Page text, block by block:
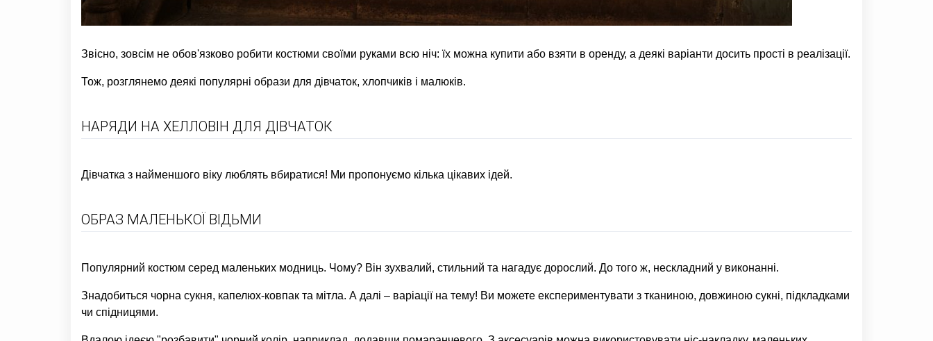
Звісно, зовсім не обов'язково робити костюми своїми руками всю ніч: їх можна купити або взяти в оренду, а деякі варіанти досить прості в реалізації.
Тож, розглянемо деякі популярні образи для дівчаток, хлопчиків і малюків.
НАРЯДИ НА ХЕЛЛОВІН ДЛЯ ДІВЧАТОК
Дівчатка з найменшого віку люблять вбиратися! Ми пропонуємо кілька цікавих ідей.
ОБРАЗ МАЛЕНЬКОЇ ВІДЬМИ
Популярний костюм серед маленьких модниць. Чому? Він зухвалий, стильний та нагадує дорослий. До того ж, нескладний у виконанні.
Знадобиться чорна сукня, капелюх-ковпак та мітла. А далі – варіації на тему! Ви можете експериментувати з тканиною, довжиною сукні, підкладками
чи спідницями.